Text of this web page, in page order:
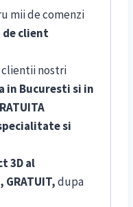
mii de comenzi
de client
nostri
in Bucuresti si in
si
3D al
dupa